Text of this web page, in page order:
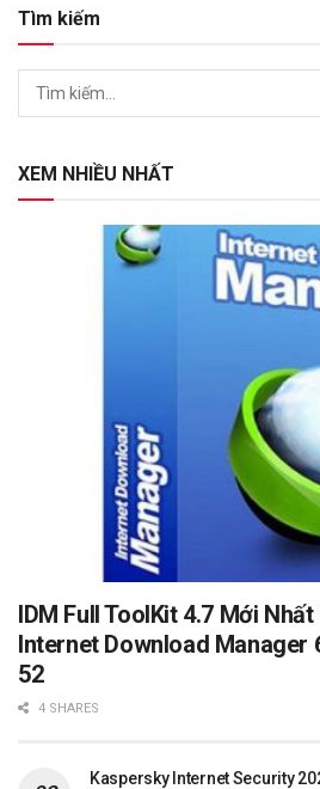
Tìm kiếm
XEM NHIỀU NHẤT
IDM Full ToolKit 4.7 Mới Nhất
Internet Download Manager
52
4 SHARES
Kaspersky Internet Security